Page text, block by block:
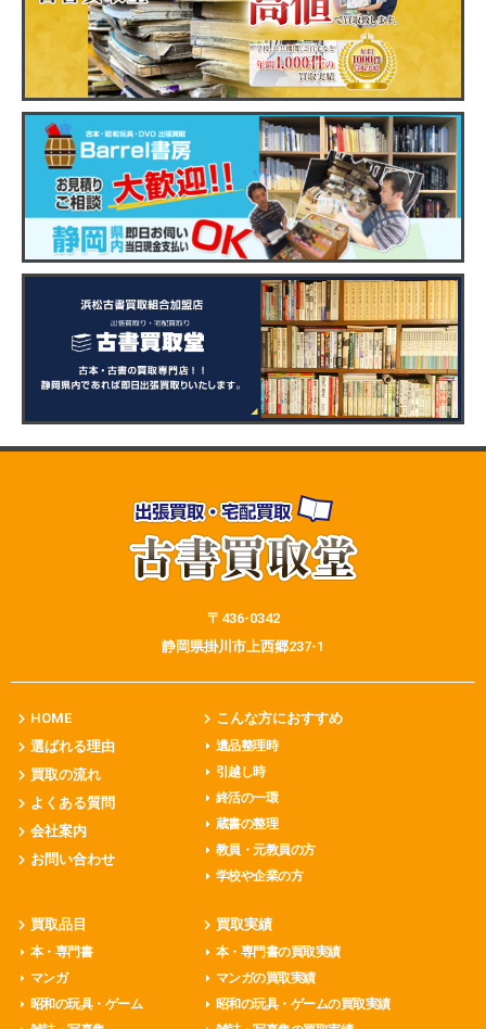
〒436-0342
静岡県掛川市上西郷237-1
HOME
選ばれる理由
買取の流れ
よくある質問
会社案内
お問い合わせ
こんな方におすすめ
遺品整理時
引越し時
終活の一環
蔵書の整理
教員・元教員の方
学校や企業の方
買取品目
本・専門書
マンガ
昭和の玩具・ゲーム
買取実績
本・専門書の買取実績
マンガの買取実績
昭和の玩具・ゲームの買取実績